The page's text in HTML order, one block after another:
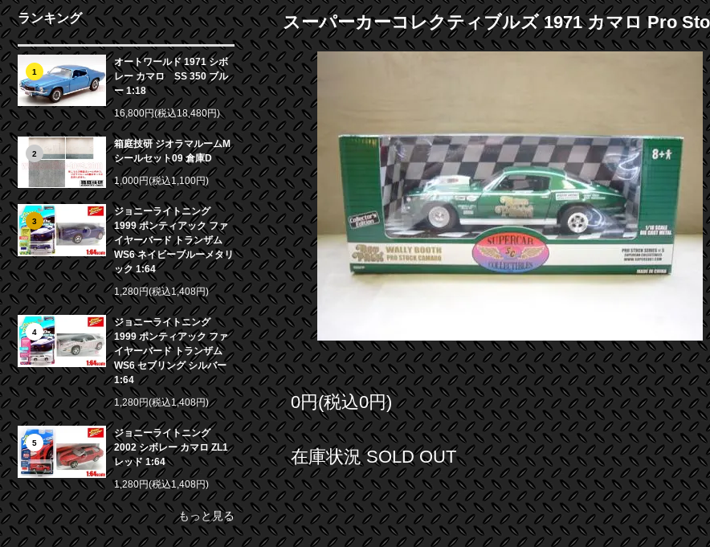
ランキング
1
オートワールド 1971 シボ
レー カマロ SS 350 ブル
ー 1:18
16,800円(税込18,480円)
2
箱庭技研 ジオラマルームM
シールセット09 倉庫D
1,000円(税込1,100円)
3
ジョニーライトニング
1999 ポンティアック ファ
イヤーバード トランザム
WS6 ネイビーブルーメタリ
ック 1:64
1,280円(税込1,408円)
4
ジョニーライトニング
1999 ポンティアック ファ
イヤーバード トランザム
WS6 セブリング シルバー
1:64
1,280円(税込1,408円)
5
ジョニーライトニング
2002 シボレー カマロ ZL1
レッド 1:64
1,280円(税込1,408円)
もっと見る
スーパーカーコレクティブルズ 1971 カマロ Pro
0円(税込0円)
在庫状況 SOLD OUT